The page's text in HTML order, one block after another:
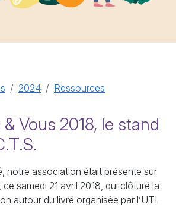
2024 Ressources
Vous 2018, le stand
notre association était présente sur
samedi 21 avril 2018, qui clôture la
autour du livre organisée par l’UTL